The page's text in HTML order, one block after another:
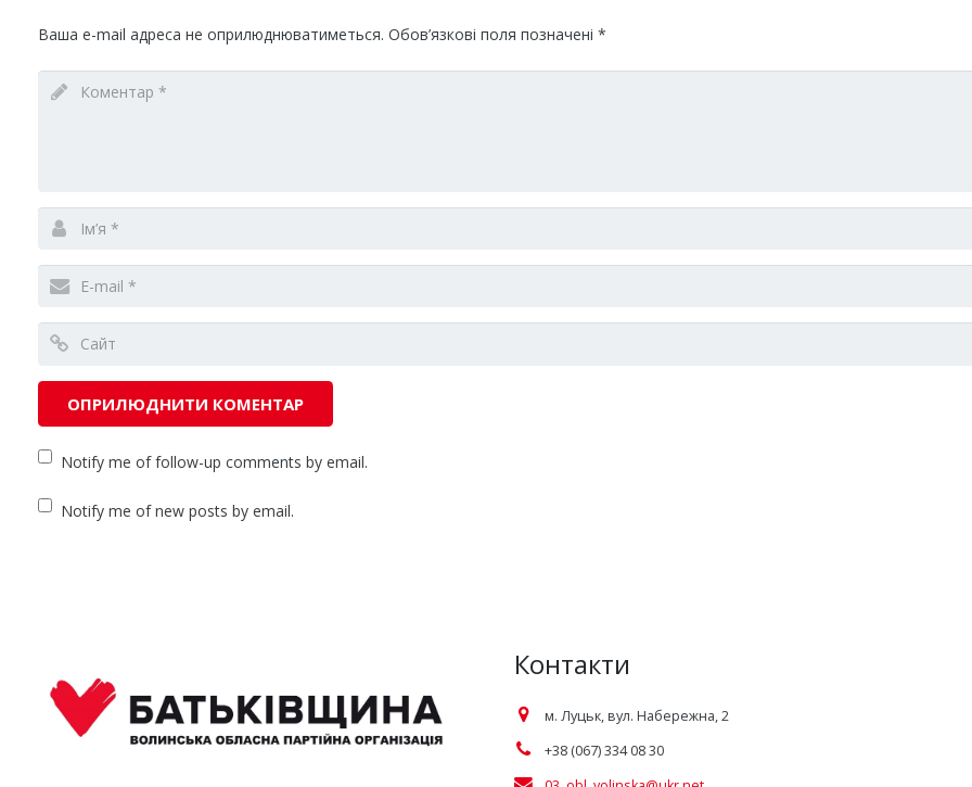
Ваша e-mail адреса не оприлюднюватиметься. Обов’язкові поля позначені *
Notify me of follow-up comments by email.
Notify me of new posts by email.
Контакти
м. Луцьк, вул. Набережна, 2
+38 (067) 334 08 30